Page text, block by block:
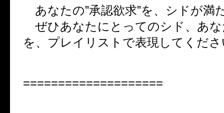
あなたの”承認欲求”を、シドが満
ぜひあなたにとってのシド、あ
を、プレイリストで表現してくだ
====================